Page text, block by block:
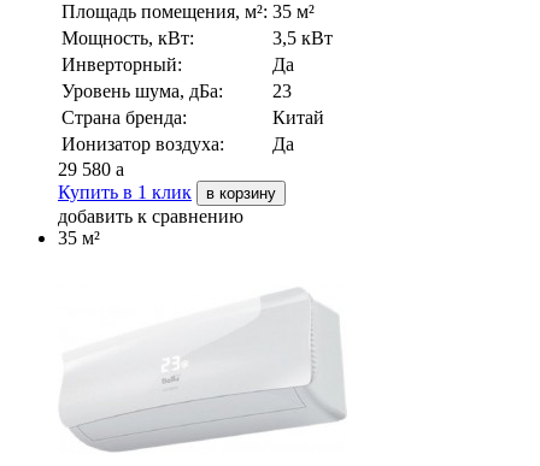
Площадь помещения, м²: 35 м²
Мощность, кВт:
3,5 кВт
Инверторный:
Да
Уровень шума, дБа:
23
Страна бренда:
Китай
Ионизатор воздуха:
Да
29 580 a
Купить в 1 клик
в корзину
добавить к сравнению
35 м²